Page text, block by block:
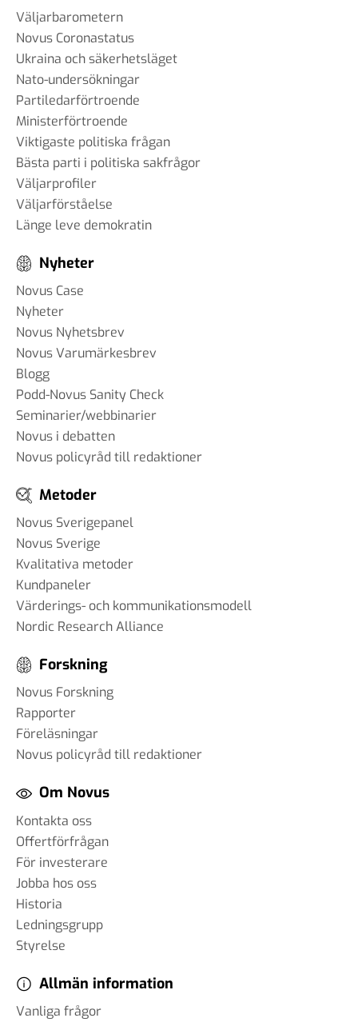
Väljarbarometern
Novus Coronastatus
Ukraina och säkerhetsläget
Nato-undersökningar
Partiledarförtroende
Ministerförtroende
Viktigaste politiska frågan
Bästa parti i politiska sakfrågor
Väljarprofiler
Väljarförståelse
Länge leve demokratin
Nyheter
Novus Case
Nyheter
Novus Nyhetsbrev
Novus Varumärkesbrev
Blogg
Podd-Novus Sanity Check
Seminarier/webbinarier
Novus i debatten
Novus policyråd till redaktioner
Metoder
Novus Sverigepanel
Novus Sverige
Kvalitativa metoder
Kundpaneler
Värderings- och kommunikationsmodell
Nordic Research Alliance
Forskning
Novus Forskning
Rapporter
Föreläsningar
Novus policyråd till redaktioner
Om Novus
Kontakta oss
Offertförfrågan
För investerare
Jobba hos oss
Historia
Ledningsgrupp
Styrelse
Allmän information
Vanliga frågor